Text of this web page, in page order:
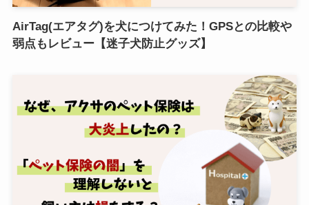
AirTag(エアタグ)を犬につけてみた！GPSとの比較や
弱点もレビュー【迷子犬防止グッズ】